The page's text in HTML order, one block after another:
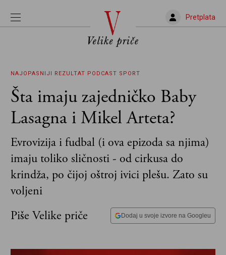
Pretplata
NAJOPASNIJI REZULTAT PODCAST SPORT
Šta imaju zajedničko Baby
Lasagna i Mikel Arteta?
Evrovizija i fudbal (i ova epizoda sa njima)
imaju toliko sličnosti - od cirkusa do
krindža, po čijoj oštroj ivici plešu. Zato su
voljeni
Piše Velike priče
Dodaj u svoje izvore na Googleu